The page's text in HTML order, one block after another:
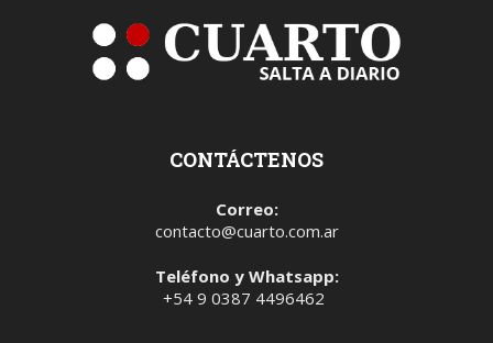
CONTÁCTENOS
Correo:
contacto@cuarto.com.ar
Teléfono y Whatsapp:
+54 9 0387 4496462